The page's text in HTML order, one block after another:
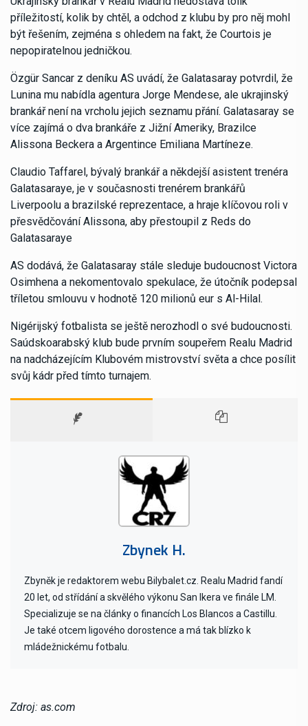
příležitostí, kolik by chtěl, a odchod z klubu by pro něj mohl
být řešením, zejména s ohledem na fakt, že Courtois je
nepopiratelnou jedničkou.
Özgür Sancar z deníku AS uvádí, že Galatasaray potvrdil, že
Lunina mu nabídla agentura Jorge Mendese, ale ukrajinský
brankář není na vrcholu jejich seznamu přání. Galatasaray se
více zajímá o dva brankáře z Jižní Ameriky, Brazilce
Alissona Beckera a Argentince Emiliana Martíneze.
Claudio Taffarel, bývalý brankář a někdejší asistent trenéra
Galatasaraye, je v současnosti trenérem brankářů
Liverpoolu a brazilské reprezentace, a hraje klíčovou roli v
přesvědčování Alissona, aby přestoupil z Reds do
Galatasaraye
AS dodává, že Galatasaray stále sleduje budoucnost Victora
Osimhena a nekomentovalo spekulace, že útočník podepsal
tříletou smlouvu v hodnotě 120 milionů eur s Al-Hilal.
Nigérijský fotbalista se ještě nerozhodl o své budoucnosti.
Saúdskoarabský klub bude prvním soupeřem Realu Madrid
na nadcházejícím Klubovém mistrovství světa a chce posílit
svůj kádr před tímto turnajem.
Zbynek H.
Zbyněk je redaktorem webu Bilybalet.cz. Realu Madrid fandí
20 let, od střídání a skvělého výkonu San Ikera ve finále LM.
Specializuje se na články o financích Los Blancos a Castillu.
Je také otcem ligového dorostence a má tak blízko k
mládežnickému fotbalu.
Zdroj: as.com